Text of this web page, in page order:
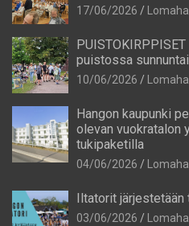
17/06/2026
puistossa
10/06/2026
Hangon kaupunki
olevan vuokratalon
tukipaketilla
04/06/2026
Iltatorit
03/06/2026